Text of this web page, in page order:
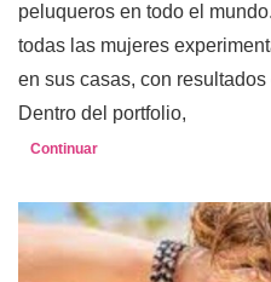
peluqueros en todo el
todas las mujeres
en sus casas, con
Dentro del portfolio,
Continuar